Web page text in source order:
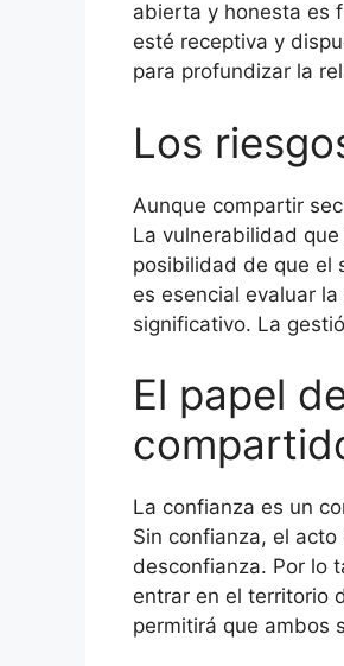
abierta y honesta es
esté receptiva y
para profundizar la
Los
Aunque compartir
La vulnerabilidad
posibilidad de que el
es esencial evaluar
significativo. La
El papel
La confianza es un
Sin confianza, el
desconfianza. Por lo
entrar en el territorio
permitirá que ambos